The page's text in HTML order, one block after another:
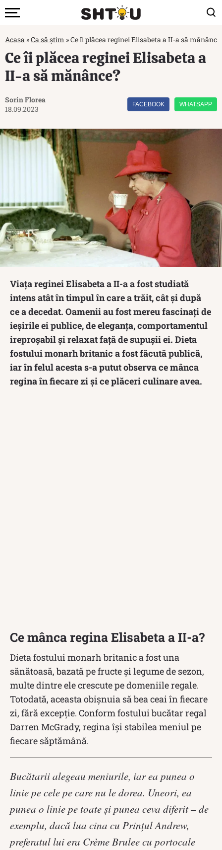
Acasa »Ca să știm »Ce îi plăcea reginei Elisabeta a II-a să
Ce îi plăcea reginei Elisabeta a
II-a să mănânce?
Sorin Florea
18.09.2023
FACEBOOK WHATSAPP
Viața reginei Elisabeta a II-a a fost studiată
intens atât în timpul în care a trăit, cât și după
ce a decedat. Oamenii au fost mereu fascinați de
ieșirile ei publice, de eleganța, comportamentul
ireproșabil și relaxat față de supușii ei. Dieta
fostului monarh britanic a fost făcută publică,
iar în felul acesta s-a putut observa ce mânca
regina în fiecare zi și ce plăceri culinare avea.
Ce mânca regina Elisabeta a II-a?
Dieta fostului monarh britanic a fost una
sănătoasă, bazată pe fructe și legume de sezon,
multe dintre ele crescute pe domeniile regale.
Totodată, aceasta obișnuia să bea ceai în fiecare
zi, fără excepție. Conform fostului bucătar regal
Darren McGrady, regina își stabilea meniul pe
fiecare săptămână.
Bucătarii alegeau meniurile, iar ea punea o
linie pe cele pe care nu le dorea. Uneori, ea
punea o linie pe toate și punea ceva diferit – de
exemplu, dacă lua cina cu Prințul Andrew,
preferatul lui era Crème Brulee cu portocale